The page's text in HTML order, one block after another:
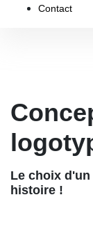
Contact
Le choix
histoire !